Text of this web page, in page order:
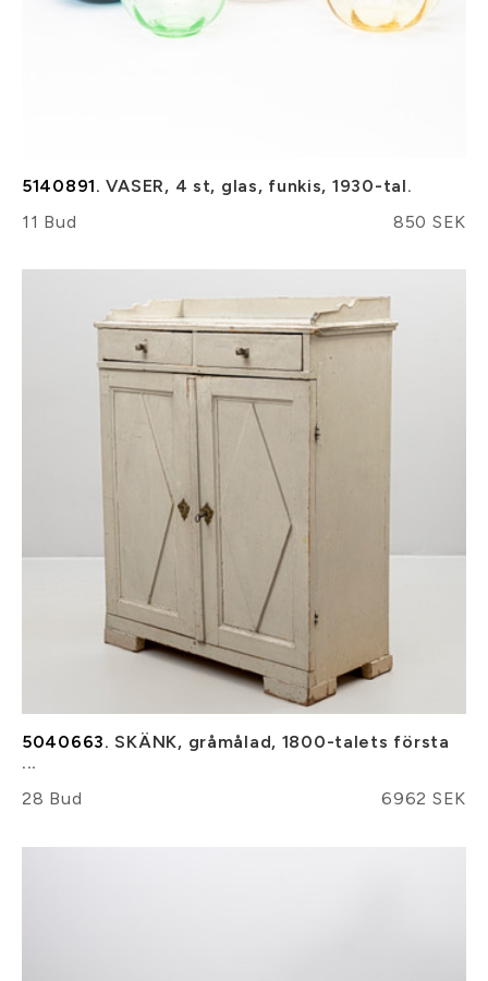
5140891. VASER, 4 st, glas, funkis, 1930-tal.
11 Bud
850 SEK
5040663. SKÄNK, gråmålad, 1800-talets första
...
28 Bud
6962 SEK